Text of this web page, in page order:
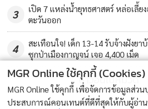
ครูปรีชา กล่าวว่า ครูเพิ่งเห็นภาพข่าวที่ศาลเมื่
คืนที่ผ่านมาได้นั่งดูข่าวจากทีวีทุกช่อง แต่ไม่
ช่องหนึ่ง จึงได้สอบถามทนายความฝั่งหมวด
แจ้งแล้วแต่นักข่าวไม่มา ซึ่งก็บอกเขาไปว่าไ
ได้ดูหัวข้อที่ได้ตกลงร่วมกัน พบว่าข้อมูลคำ
ข้อมูลที่ตรงกัน แต่ได้ติติงไปเกี่ยวกับเรื่องบรร
โต๊ะแถลงที่ไม่เสมือนวันจริงที่แถลงข่าวในครั้
3
เปิด 7 แหล่งน้ำยุทธศาสตร์ หล่อเลี้ย
ตะวันออก
4
สะเทือนใจ! เด็ก 13-14 รับจ้างฝังย
ซุกป่าเมืองกาญจน์ เจอ 4,400 เม็ด
ข่าวอื่นในหมวด
MGR Online ใช้คุกกี้ (Cookies)
MGR Online ใช้คุกกี้ เพื่อจัดการข้อมูลส่ว
ประสบการณ์คอนเทนต์ที่ดีที่สุดให้กับผู้อ่า